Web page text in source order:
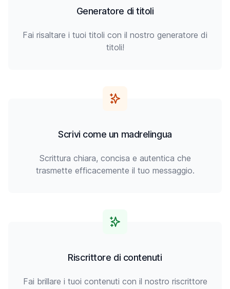
Generatore di titoli
Fai risaltare i tuoi titoli con il nostro generatore di
titoli!
Scrivi come un madrelingua
Scrittura chiara, concisa e autentica che
trasmette efficacemente il tuo messaggio.
Riscrittore di contenuti
Fai brillare i tuoi contenuti con il nostro riscrittore